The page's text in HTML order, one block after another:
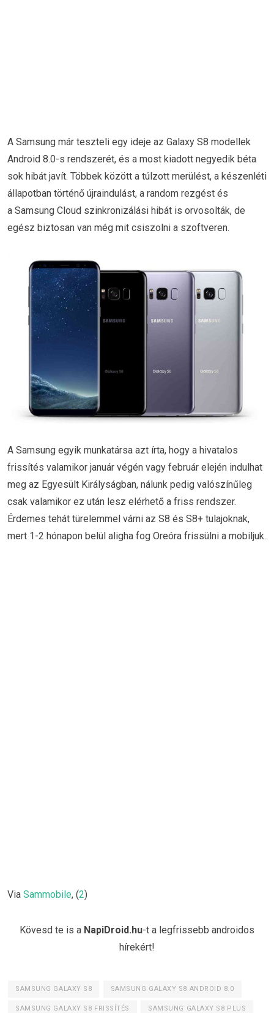
A Samsung már teszteli egy ideje az Galaxy S8 modellek
Android 8.0-s rendszerét, és a most kiadott negyedik béta
sok hibát javít. Többek között a túlzott merülést, a készenléti
állapotban történő újraindulást, a random rezgést és
a Samsung Cloud szinkronizálási hibát is orvosolták, de
egész biztosan van még mit csiszolni a szoftveren.
A Samsung egyik munkatársa azt írta, hogy a hivatalos
frissítés valamikor január végén vagy február elején indulhat
meg az Egyesült Királyságban, nálunk pedig valószínűleg
csak valamikor ez után lesz elérhető a friss rendszer.
Érdemes tehát türelemmel várni az S8 és S8+ tulajoknak,
mert 1-2 hónapon belül aligha fog Oreóra frissülni a mobiljuk.
Via Sammobile, (2)
Kövesd te is a NapiDroid.hu-t a legfrissebb androidos
hírekért!
SAMSUNG GALAXY S8 SAMSUNG GALAXY S8 ANDROID 8.0
SAMSUNG GALAXY S8 FRISSÍTÉS SAMSUNG GALAXY S8 PLUS